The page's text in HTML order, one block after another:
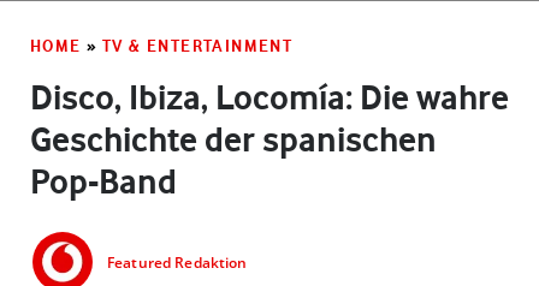
HOME » TV & ENTERTAINMENT
Disco, Ibiza, Locomía: Die wahre
Geschichte der spanischen
Pop-Band
Featured Redaktion